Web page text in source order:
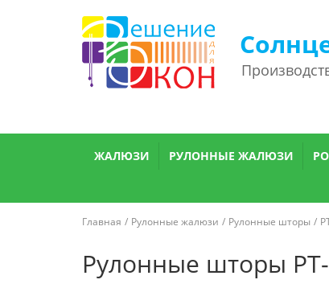
ЖАЛЮЗИ РУЛОННЫЕ ЖАЛЮЗИ
Главная Рулонные жалюзи Рулонные шторы
Рулонные шторы